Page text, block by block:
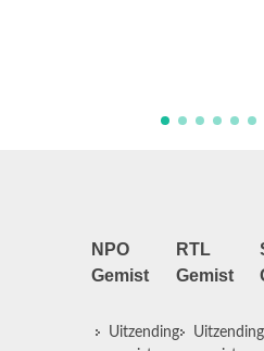
NPO
Gemist
Uitzending
RTL
Gemist
Uitzending